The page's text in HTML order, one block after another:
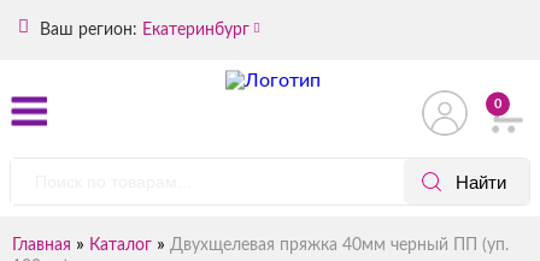
Ваш регион: Екатеринбург
0
Главная » Каталог » Двухщелевая пряжка 40мм черный ПП (уп.